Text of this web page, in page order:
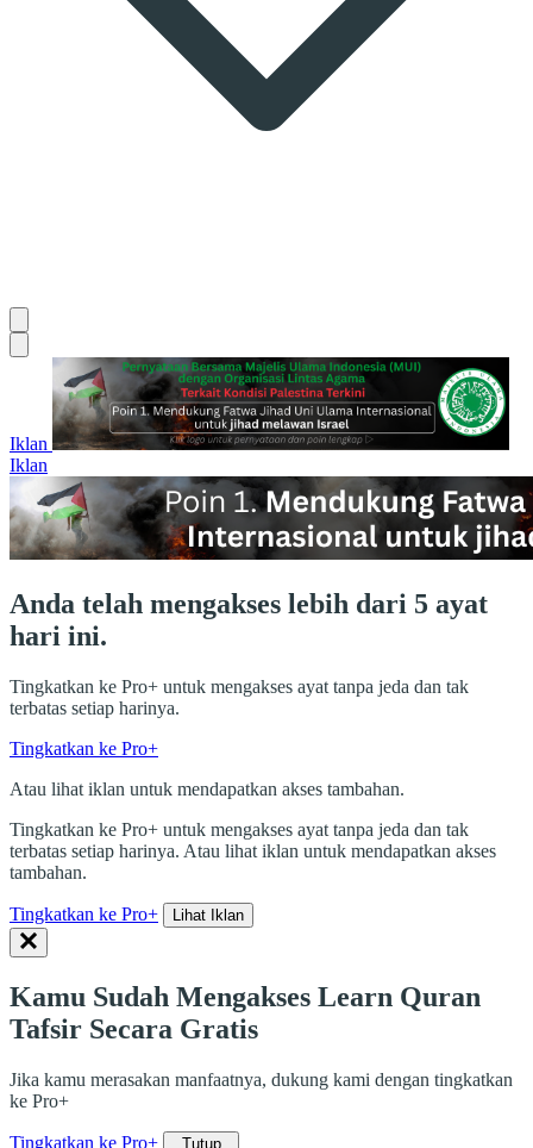
Iklan
Iklan
Anda telah mengakses lebih dari 5 ayat
hari ini.
Tingkatkan ke Pro+ untuk mengakses ayat tanpa jeda dan tak
terbatas setiap harinya.
Tingkatkan ke Pro+
Atau lihat iklan untuk mendapatkan akses tambahan.
Tingkatkan ke Pro+ untuk mengakses ayat tanpa jeda dan tak
terbatas setiap harinya. Atau lihat iklan untuk mendapatkan akses
tambahan.
Tingkatkan ke Pro+ Lihat Iklan
Kamu Sudah Mengakses Learn Quran
Tafsir Secara Gratis
Jika kamu merasakan manfaatnya, dukung kami dengan tingkatkan
ke Pro+
Tingkatkan ke Pro+ Tutup